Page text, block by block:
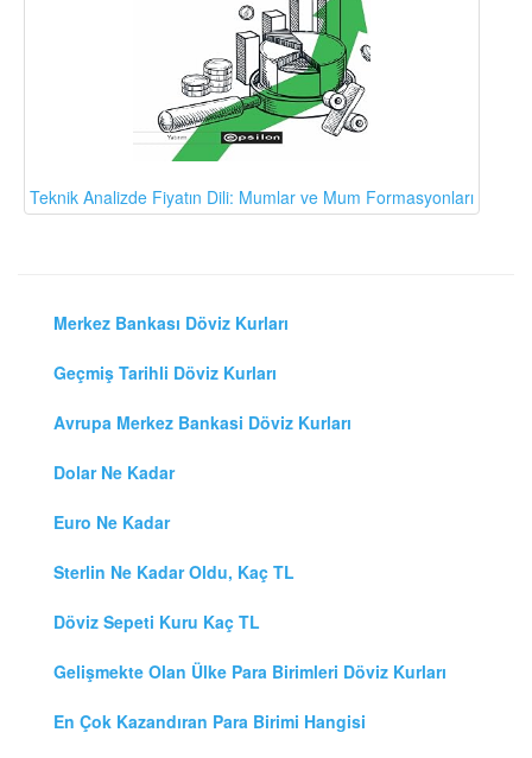
Teknik Analizde Fiyatın Dili: Mumlar ve Mum Formasyonları
Merkez Bankası Döviz Kurları
Geçmiş Tarihli Döviz Kurları
Avrupa Merkez Bankasi Döviz Kurları
Dolar Ne Kadar
Euro Ne Kadar
Sterlin Ne Kadar Oldu, Kaç TL
Döviz Sepeti Kuru Kaç TL
Gelişmekte Olan Ülke Para Birimleri Döviz Kurları
En Çok Kazandıran Para Birimi Hangisi